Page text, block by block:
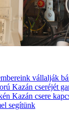
vállalják
Kazán cseréjét
Kazán csere
segítünk